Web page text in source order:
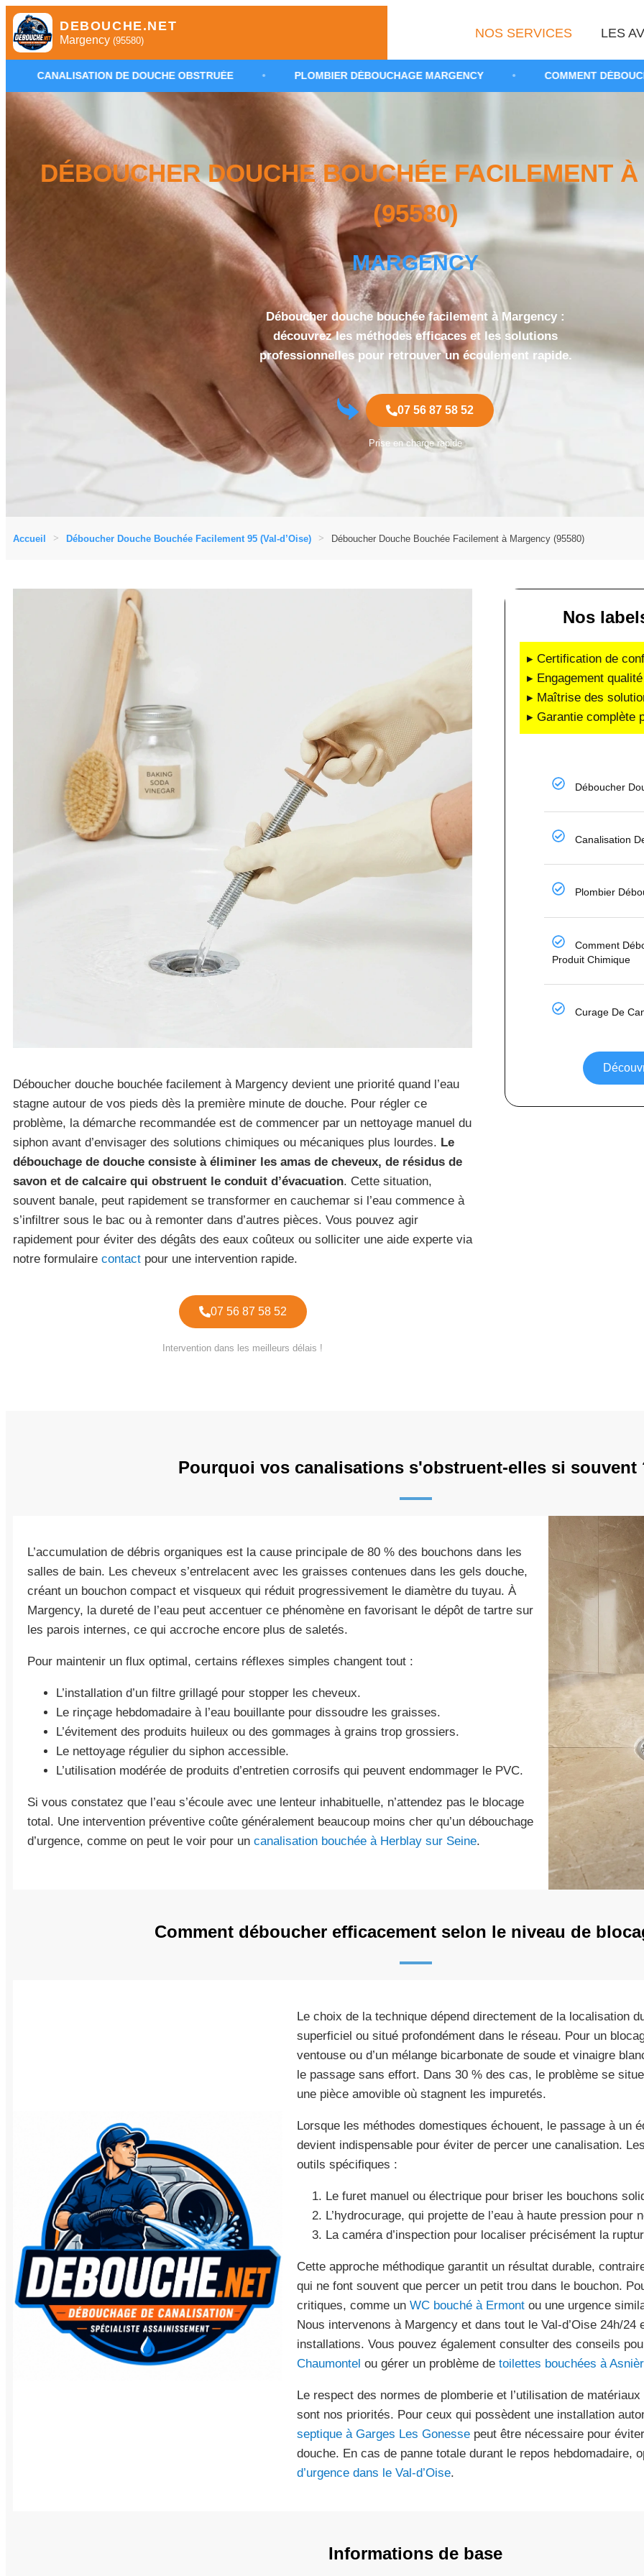
DEBOUCHE.NET
Margency (95580)
NOS SERVICES LES
DE DOUCHE OBSTRUÉE • PLOMBIER DÉBOUCHAGE MARGENCY • COMMENT DÉBOUCHER UNE
DÉBOUCHER DOUCHE BOUCHÉE FACILEMENT
(95580)
MARGENCY
Déboucher douche bouchée facilement à Margency :
découvrez les méthodes efficaces et les solutions
professionnelles pour retrouver un écoulement rapide.
07 56 87 58 52
Prise en charge rapide
Accueil Déboucher Douche Bouchée Facilement 95 (Val-d’Oise) Déboucher Douche Bouchée Facilement à Margency (95580)
Déboucher douche bouchée facilement à Margency devient une priorité quand l’eau
stagne autour de vos pieds dès la première minute de douche. Pour régler ce
problème, la démarche recommandée est de commencer par un nettoyage manuel du
siphon avant d’envisager des solutions chimiques ou mécaniques plus lourdes. Le
débouchage de douche consiste à éliminer les amas de cheveux, de résidus de
savon et de calcaire qui obstruent le conduit d’évacuation. Cette situation,
souvent banale, peut rapidement se transformer en cauchemar si l’eau commence à
s’infiltrer sous le bac ou à remonter dans d’autres pièces. Vous pouvez agir
rapidement pour éviter des dégâts des eaux coûteux ou solliciter une aide experte via
notre formulaire contact pour une intervention rapide.
07 56 87 58 52
Intervention dans les meilleurs délais !
Nos
▸ Certification de
▸ Engagement
▸ Maîtrise des
▸ Garantie complète
Déboucher
Canalisation
Plombier
Comment
Produit Chimique
Curage De
Pourquoi vos canalisations s'obstruent-elles si souvent
L’accumulation de débris organiques est la cause principale de 80 % des bouchons dans les
salles de bain. Les cheveux s’entrelacent avec les graisses contenues dans les gels douche,
créant un bouchon compact et visqueux qui réduit progressivement le diamètre du tuyau. À
Margency, la dureté de l’eau peut accentuer ce phénomène en favorisant le dépôt de tartre sur
les parois internes, ce qui accroche encore plus de saletés.
Pour maintenir un flux optimal, certains réflexes simples changent tout :
L’installation d’un filtre grillagé pour stopper les cheveux.
Le rinçage hebdomadaire à l’eau bouillante pour dissoudre les graisses.
L’évitement des produits huileux ou des gommages à grains trop grossiers.
Le nettoyage régulier du siphon accessible.
L’utilisation modérée de produits d’entretien corrosifs qui peuvent endommager le PVC.
Si vous constatez que l’eau s’écoule avec une lenteur inhabituelle, n’attendez pas le blocage
total. Une intervention préventive coûte généralement beaucoup moins cher qu’un débouchage
d’urgence, comme on peut le voir pour un canalisation bouchée à Herblay sur Seine.
Comment déboucher efficacement selon le niveau de
Le choix de la technique dépend directement de la localisation
superficiel ou situé profondément dans le réseau. Pour un
ventouse ou d’un mélange bicarbonate de soude et vinaigre
le passage sans effort. Dans 30 % des cas, le problème se
une pièce amovible où stagnent les impuretés.
Lorsque les méthodes domestiques échouent, le passage à un
devient indispensable pour éviter de percer une canalisation.
outils spécifiques :
Le furet manuel ou électrique pour briser les bouchons
L’hydrocurage, qui projette de l’eau à haute pression pour
La caméra d’inspection pour localiser précisément la
Cette approche méthodique garantit un résultat durable,
qui ne font souvent que percer un petit trou dans le bouchon.
critiques, comme un WC bouché à Ermontou une urgence
Nous intervenons à Margency et dans tout le Val-d’Oise 24h/
installations. Vous pouvez également consulter des conseils
Chaumontel ou gérer un problème de toilettes bouchées à
Le respect des normes de plomberie et l’utilisation de
sont nos priorités. Pour ceux qui possèdent une installation
septique à Garges Les Gonessepeut être nécessaire pour
douche. En cas de panne totale durant le repos hebdomadaire,
d’urgence dans le Val-d’Oise.
Informations de base